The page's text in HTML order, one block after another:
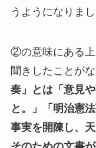
うようになりまし
②の意味にある上
聞きしたことが
奏」とは「意見
と。」「明治憲
事実を開陳し、